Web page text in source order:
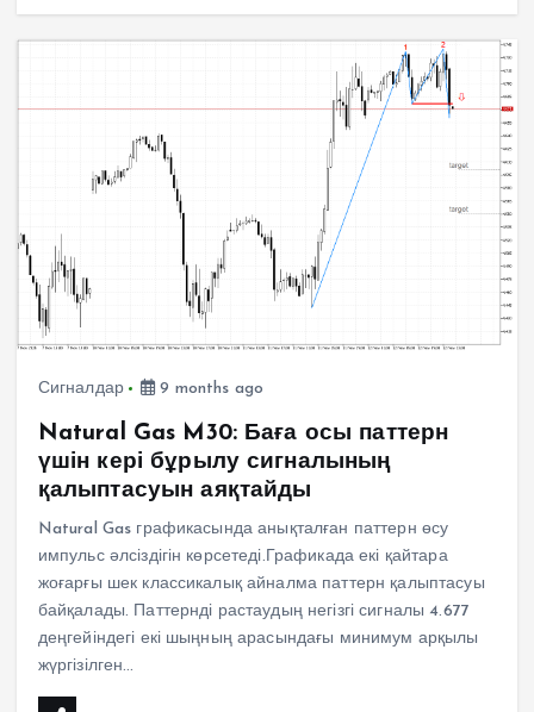
Сигналдар 9 months ago
Natural Gas M30: Баға осы паттерн
үшін кері бұрылу сигналының
қалыптасуын аяқтайды
Natural Gas графикасында анықталған паттерн өсу
импульс әлсіздігін көрсетеді.Графикада екі қайтара
жоғарғы шек классикалық айналма паттерн қалыптасуы
байқалады. Паттернді растаудың негізгі сигналы 4.677
деңгейіндегі екі шыңның арасындағы минимум арқылы
жүргізілген…